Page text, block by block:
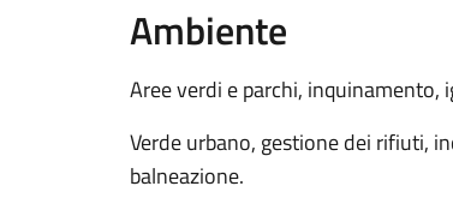
Ambiente
Aree verdi e parchi, inquinamento,
Verde urbano, gestione dei rifiuti,
balneazione.